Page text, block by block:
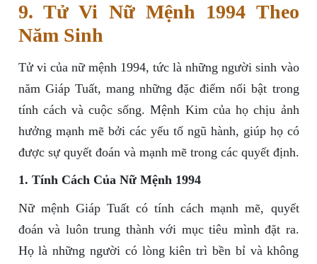
9. Tử Vi Nữ Mệnh 1994 Theo
Năm Sinh
Tử vi của nữ mệnh 1994, tức là những người sinh vào
năm Giáp Tuất, mang những đặc điểm nổi bật trong
tính cách và cuộc sống. Mệnh Kim của họ chịu ảnh
hưởng mạnh mẽ bởi các yếu tố ngũ hành, giúp họ có
được sự quyết đoán và mạnh mẽ trong các quyết định.
1. Tính Cách Của Nữ Mệnh 1994
Nữ mệnh Giáp Tuất có tính cách mạnh mẽ, quyết
đoán và luôn trung thành với mục tiêu mình đặt ra.
Họ là những người có lòng kiên trì bền bỉ và không